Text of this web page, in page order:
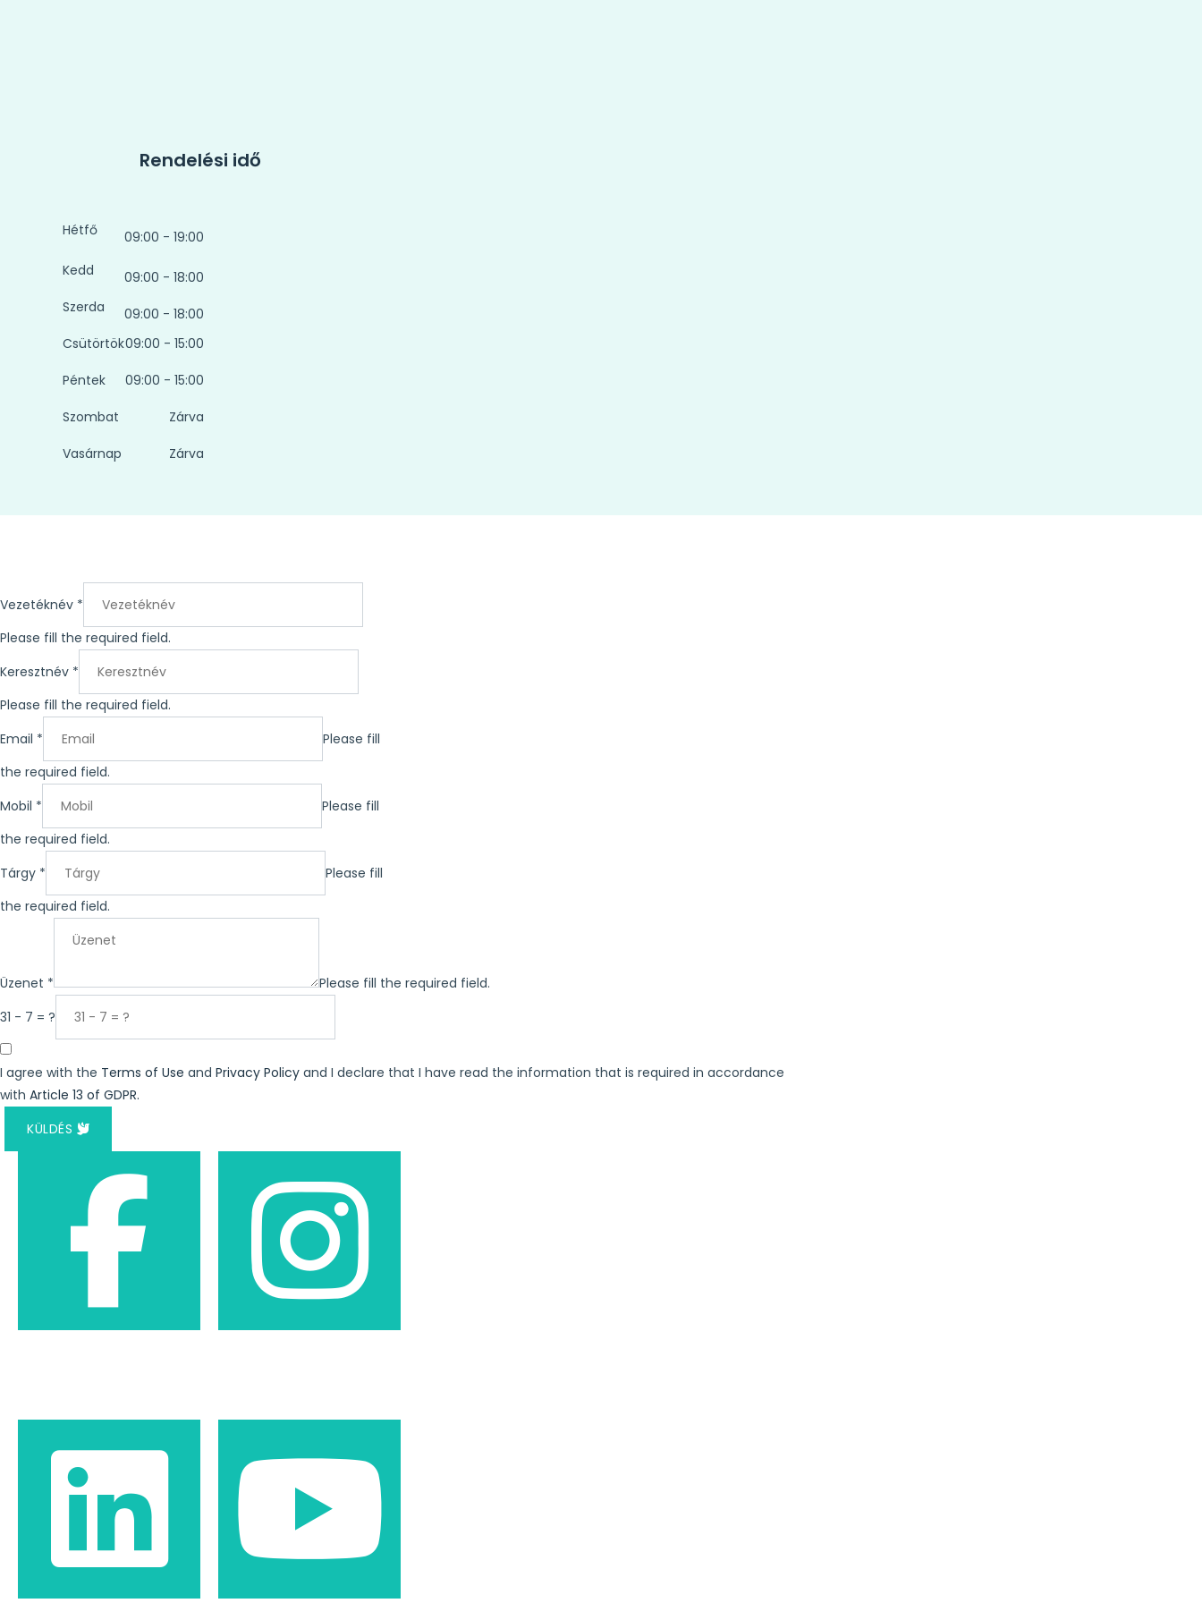
Rendelési idő
Hétfő
09:00 - 19:00
Kedd
09:00 - 18:00
Szerda
09:00 - 18:00
Csütörtök09:00 - 15:00
Péntek 09:00 - 15:00
Szombat Zárva
Vasárnap Zárva
Vezetéknév *
Please fill the required field.
Keresztnév *
Please fill the required field.
Email *
Please fill
the required field.
Mobil *
Please fill
the required field.
Tárgy *
Please fill
the required field.
Üzenet *
Please fill the required field.
31 - 7 = ?
I agree with the Terms of Use and Privacy Policy and I declare that I have read the information that is required in accordance
with Article 13 of GDPR.
KÜLDÉS